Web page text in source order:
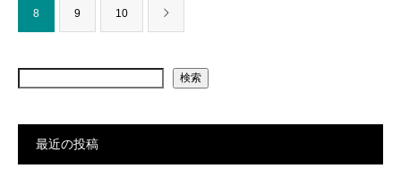
8 9 10
検索
最近の投稿